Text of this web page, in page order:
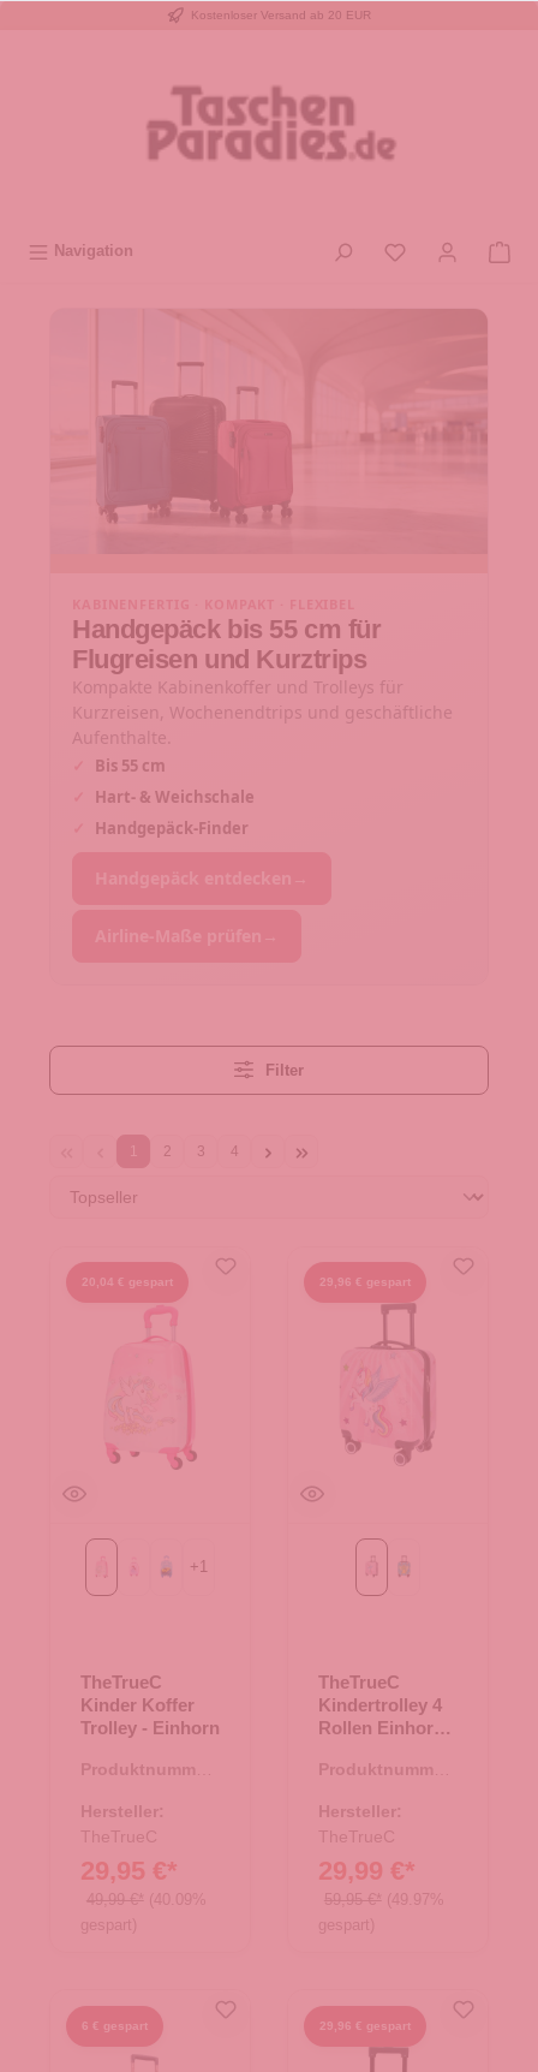
Kostenloser Versand ab 20 EUR
Navigation
Handgepäck bis 55 cm für
Flugreisen und Kurztrips
Kompakte Kabinenkoffer und Trolleys für
Kurzreisen, Wochenendtrips und geschäftliche
Aufenthalte.
Bis 55 cm
Hart- & Weichschale
Handgepäck-Finder
Filter
1 2 3 4
20,04 € gespart
EinhornPrinzessin
Race
+1
TheTrueC
Kinder Koffer
Trolley - Einhorn
Produktnummer:
Hersteller:
TheTrueC
29,95 €*
49,99 €* (40.09%
gespart)
29,96 € gespart
Rosagrün
TheTrueC
Kindertrolley 4
Rollen Einhorn -
Produktnummer:
Hersteller:
TheTrueC
29,99 €*
59,95 €* (49.97%
gespart)
6 € gespart 29,96 € gespart